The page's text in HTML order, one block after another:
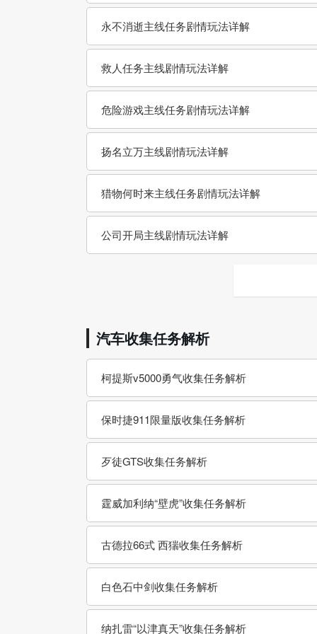
永不消逝主线任务剧情玩法详解
救人任务主线剧情玩法详解
危险游戏主线任务剧情玩法详解
扬名立万主线剧情玩法详解
猎物何时来主线任务剧情玩法详解
公司开局主线剧情玩法详解
汽车收集任务解析
柯提斯v5000勇气收集任务解析
保时捷911限量版收集任务解析
歹徒GTS收集任务解析
霆威加利纳“壁虎”收集任务解析
古德拉66式 西猯收集任务解析
白色石中剑收集任务解析
纳扎雷“以津真天”收集任务解析